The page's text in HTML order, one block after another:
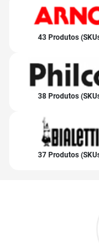
43 Produtos
38 Produtos
37 Produtos